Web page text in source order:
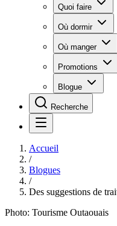
Quoi faire
Où dormir
Où manger
Promotions
Blogue
Recherche
Accueil
/
Blogues
/
Des suggestions de
Photo: Tourisme Outaouais